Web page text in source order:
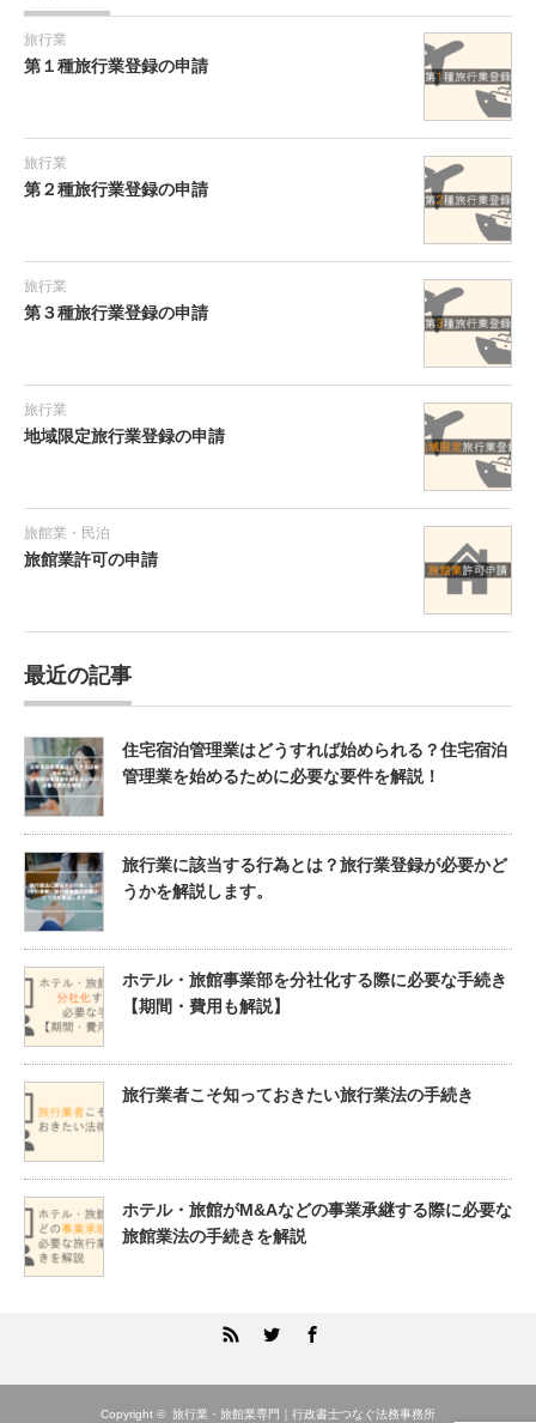
旅行業
第１種旅行業登録の申請
旅行業
第２種旅行業登録の申請
旅行業
第３種旅行業登録の申請
旅行業
地域限定旅行業登録の申請
旅館業・民泊
旅館業許可の申請
最近の記事
住宅宿泊管理業はどうすれば始められる？住宅宿泊
管理業を始めるために必要な要件を解説！
旅行業に該当する行為とは？旅行業登録が必要かど
うかを解説します。
ホテル・旅館事業部を分社化する際に必要な手続き
【期間・費用も解説】
旅行業者こそ知っておきたい旅行業法の手続き
ホテル・旅館がM&Aなどの事業承継する際に必要な
旅館業法の手続きを解説
Facebook
Copyright © 旅行業・旅館業専門｜行政書士つなぐ法務事務所